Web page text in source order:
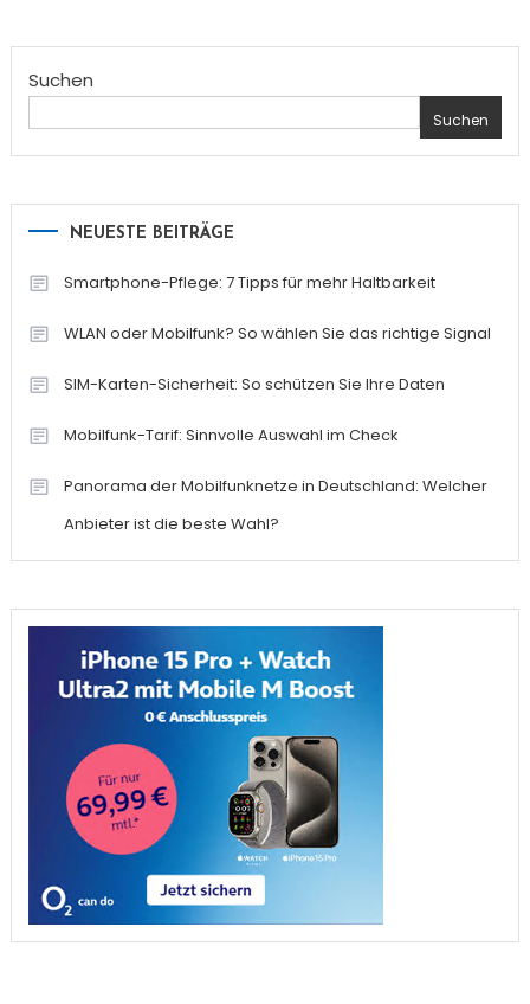
Suchen
Suchen
NEUESTE BEITRÄGE
Smartphone-Pflege: 7 Tipps für mehr Haltbarkeit
WLAN oder Mobilfunk? So wählen Sie das richtige Signal
SIM-Karten-Sicherheit: So schützen Sie Ihre Daten
Mobilfunk-Tarif: Sinnvolle Auswahl im Check
Panorama der Mobilfunknetze in Deutschland: Welcher
Anbieter ist die beste Wahl?